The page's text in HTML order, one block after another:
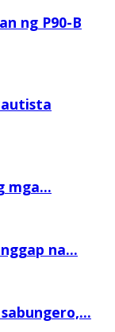
ng P90-B
mga...
na...